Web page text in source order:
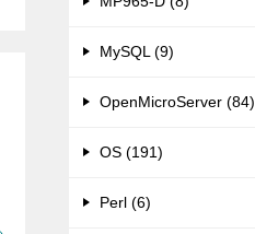
MySQL (9)
OpenMicroServer (84)
OS (191)
Perl (6)